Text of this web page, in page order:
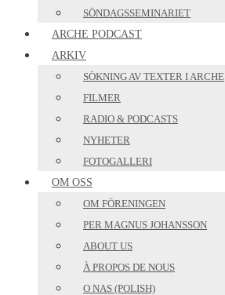
SÖNDAGSSEMINARIET
ARCHE PODCAST
ARKIV
SÖKNING AV TEXTER I ARCHE
FILMER
RADIO & PODCASTS
NYHETER
FOTOGALLERI
OM OSS
OM FÖRENINGEN
PER MAGNUS JOHANSSON
ABOUT US
À PROPOS DE NOUS
O NAS (POLISH)